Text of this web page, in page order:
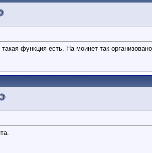
функция есть. На моинет так